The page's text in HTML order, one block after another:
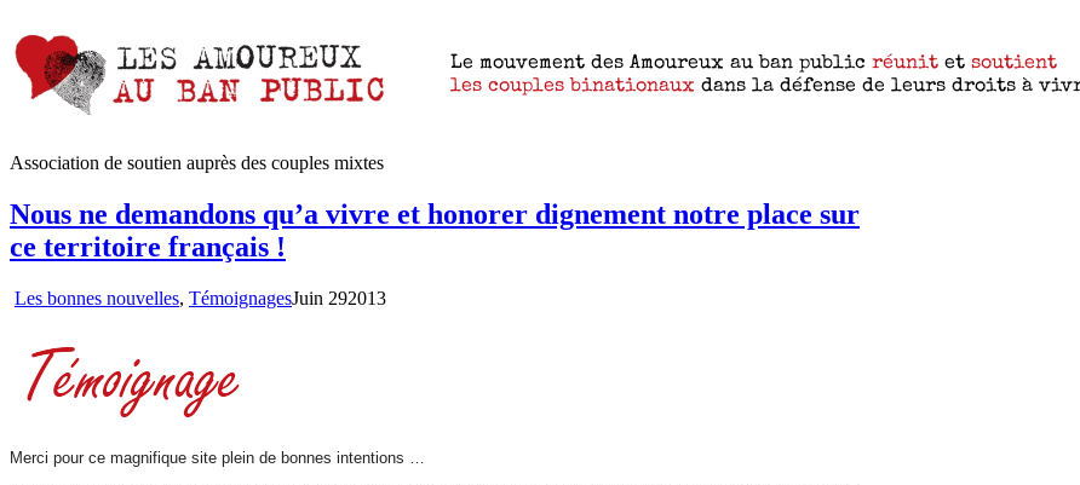
Association de soutien auprès des couples mixtes
Nous ne demandons qu’a vivre et honorer dignement notre place sur
ce territoire français !
Les bonnes nouvelles, TémoignagesJuin 292013
Merci pour ce magnifique site plein de bonnes intentions …